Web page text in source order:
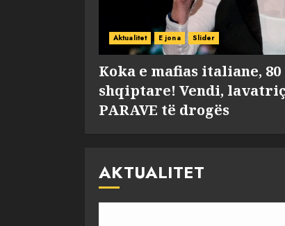
Aktualitet E jona Slider
Koka e mafias italiane,
shqiptare! Vendi,
PARAVE të drogës
AKTUALITET